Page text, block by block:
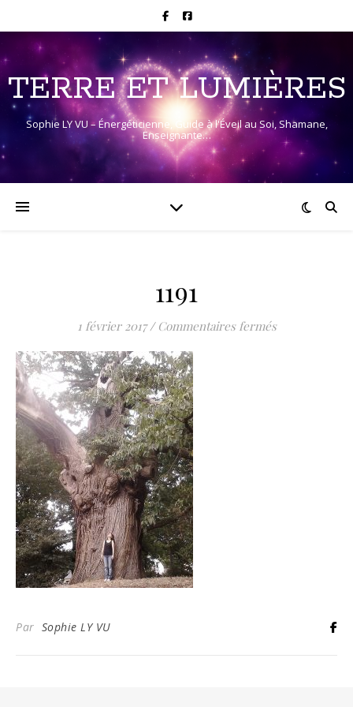
TERRE ET LUMIÈRES
Sophie LY VU – Énergéticienne, Guide à l'Éveil au Soi, Shamane,
Enseignante…
1191
1 février 2017 / Commentaires ferméssur 1191
Par Sophie LY VU